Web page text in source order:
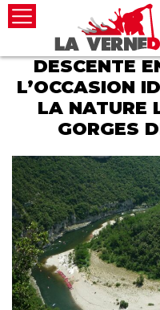
DESCENTE
L’OCCASION
LA NATURE
GORGES